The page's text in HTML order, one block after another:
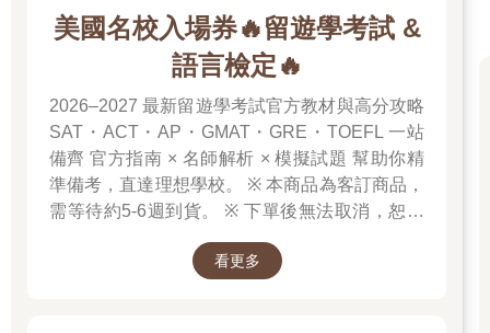
美國名校入場券🔥留遊學考試 &
語言檢定🔥
2026–2027 最新留遊學考試官方教材與高分攻略
SAT・ACT・AP・GMAT・GRE・TOEFL 一站
備齊 官方指南 × 名師解析 × 模擬試題 幫助你精
準備考，直達理想學校。 ※ 本商品為客訂商品，
需等待約5-6週到貨。 ※ 下單後無法取消，恕不
接受退換貨。 ※ 若無法接受等待時間，請勿下
看更多